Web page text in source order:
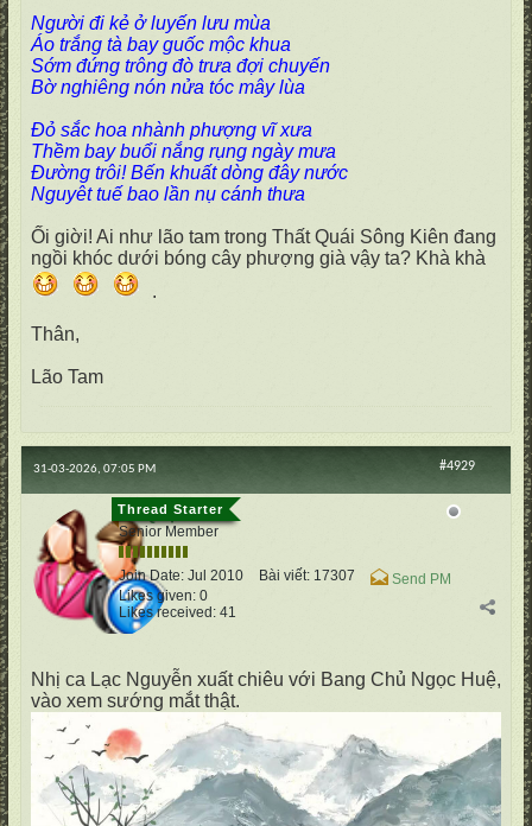
Người đi kẻ ở luyến lưu mùa
Áo trắng tà bay guốc mộc khua
Sớm đứng trông đò trưa đợi chuyến
Bờ nghiêng nón nửa tóc mây lùa
Đỏ sắc hoa nhành phượng vĩ xưa
Thềm bay buổi nắng rụng ngày mưa
Đường trôi! Bến khuất dòng đây nước
Nguyêt tuế bao lần nụ cánh thưa
Ối giời! Ai như lão tam trong Thất Quái Sông Kiên đang
ngồi khóc dưới bóng cây phượng già vậy ta? Khà khà
.
Thân,
Lão Tam
#4929
31-03-2026, 07:05 PM
cố Quận
Senior Member
Join Date: Jul 2010 Bài viết: 17307
Send PM
Likes given: 0
Likes received: 41
Nhị ca Lạc Nguyễn xuất chiêu với Bang Chủ Ngọc Huệ,
vào xem sướng mắt thật.